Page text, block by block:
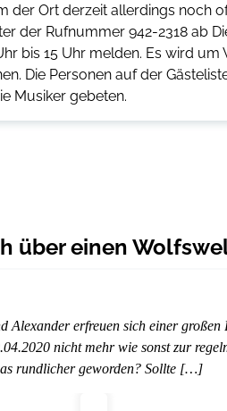
Ort derzeit allerdings noch
der Rufnummer 942-2318 ab
bis 15 Uhr melden. Es wird
Die Personen auf der
Musiker gebeten.
über einen
Alexander erfreuen sich einer
nicht mehr wie sonst zur
rundlicher geworden? Sollte […]